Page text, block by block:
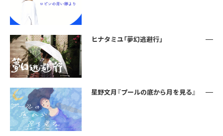
ヒナタミユ「夢幻逃避行」
星野文月『プールの底から月を見る』